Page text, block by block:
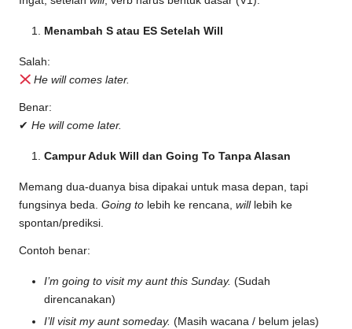
Menambah S atau ES Setelah Will
Salah:
He will comes later.
Benar:
✔ He will come later.
Campur Aduk Will dan Going To Tanpa Alasan
Memang dua-duanya bisa dipakai untuk masa depan, tapi
fungsinya beda. Going to lebih ke rencana, willlebih ke
spontan/prediksi.
Contoh benar:
I’m going to visit my aunt this Sunday. (Sudah
direncanakan)
I’ll visit my aunt someday. (Masih wacana / belum jelas)